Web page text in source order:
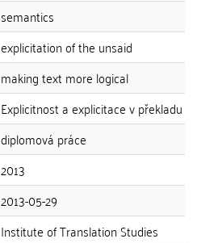
semantics
explicitation of the unsaid
making text more logical
Explicitnost a explicitace v překladu
diplomová práce
2013
2013-05-29
Institute of Translation Studies